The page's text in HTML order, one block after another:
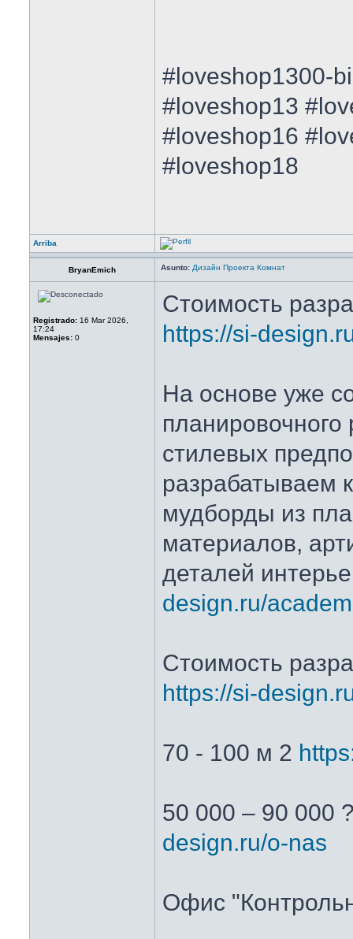
#loveshop1300-
#loveshop13
#loveshop16
#loveshop18
Arriba
BryanEmich Asunto: Дизайн Проекта Комнат
Registrado: 16 Mar 2026,
17:24
Mensajes: 0
Стоимость
https://si-
На основе уже
стилевых
разрабатываем
мудборды из
материалов,
деталей
design.ru/
Стоимость
https://si-
70 - 100 м 2
50 000 – 90 000
design.ru/o-nas
Офис